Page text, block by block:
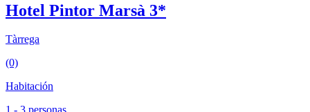
Hotel Pintor Marsà 3*
Tàrrega
(0)
Habitación